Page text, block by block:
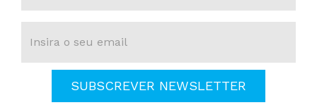
SUBSCREVER NEWSLETTER